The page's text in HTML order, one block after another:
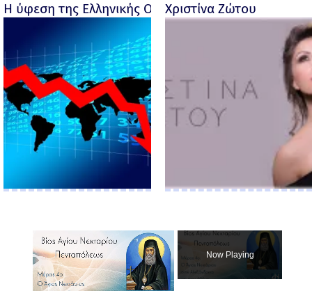
Η ύφεση της Ελληνικής Οικονομίας - Ροσέτος
Χριστίνα Ζώτου
Now Playing